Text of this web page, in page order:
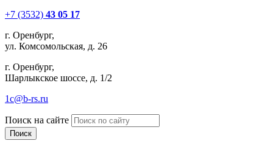
+7 (3532) 43 05 17
г. Оренбург,
ул. Комсомольская, д. 26
г. Оренбург,
Шарлыкское шоссе, д. 1/2
1c@b-rs.ru
Поиск на сайте